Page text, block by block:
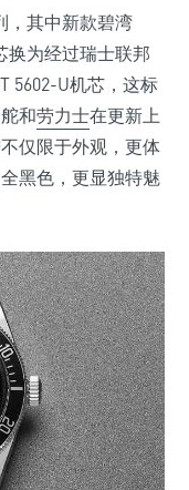
，其中新款碧湾
换为经过瑞士联邦
5602-U机芯，这标
和劳力士在更新上
仅限于外观，更体
黑色，更显独特魅